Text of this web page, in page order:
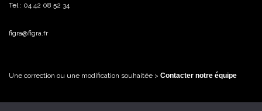
Tel : 04 42 08 52 34
figra@figra.fr
Une correction ou une modification souhaitée > Contacter notre équipe